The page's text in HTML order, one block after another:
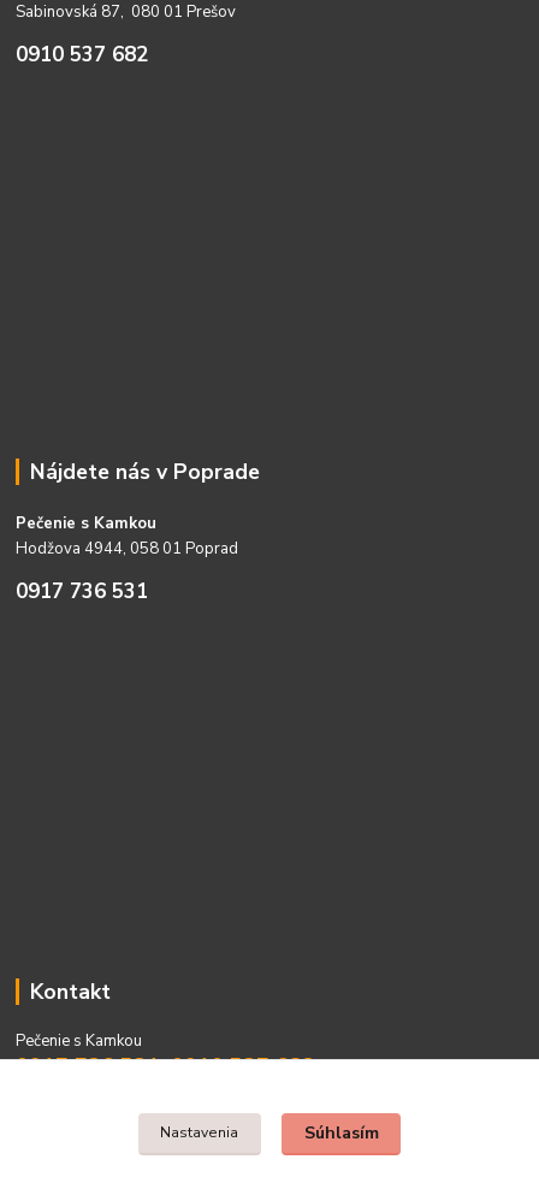
Sabinovská 87, 080 01 Prešov
0910 537 682
Nájdete nás v Poprade
Pečenie s Kamkou
Hodžova 4944, 058 01 Poprad
0917 736 531
Kontakt
Pečenie s Kamkou
0917 736 531, 0910 537 682
Nastavenia Súhlasím